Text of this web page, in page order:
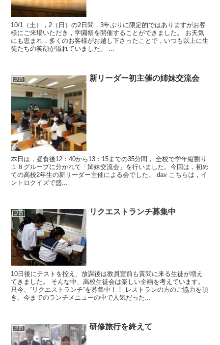
10/1（土），2（日）の2日間，3年ぶりに限定的ではありますがお客
様にご来場いただき，学園祭を開催することができました。 お天気
にも恵まれ，多くのお客様がお越し下さったことで，いつも以上に生
徒たちの笑顔が溢れていました。 ...
話題 新リーダー初主催の姉妹交流会
本日は，昼食後12：40から13：15までの35分間， 全校で学年縦割り
１８グループに分かれて「姉妹交流会」を行いました。今回は，初め
ての高校2年生の新リーダー主催による会でした。 dav こちらは，イ
ントロクイズで盛...
話題 リクエストランチ募集中
10日後にテストを控え、放課後は教員室前も質問に来る生徒が増え
てきました。 そんな中、高校生徒会は楽しい企画を考えています。
只今、“リクエストランチ”を募集中！！ レストランの方のご協力を頂
き、今までのランチメニューの中で人気だった...
話題 研修旅行を終えて